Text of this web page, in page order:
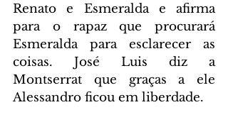
Renato e Esmeralda e afirma
para o rapaz que procurará
Esmeralda para esclarecer as
coisas. José Luis diz a
Montserrat que graças a ele
Alessandro ficou em liberdade.